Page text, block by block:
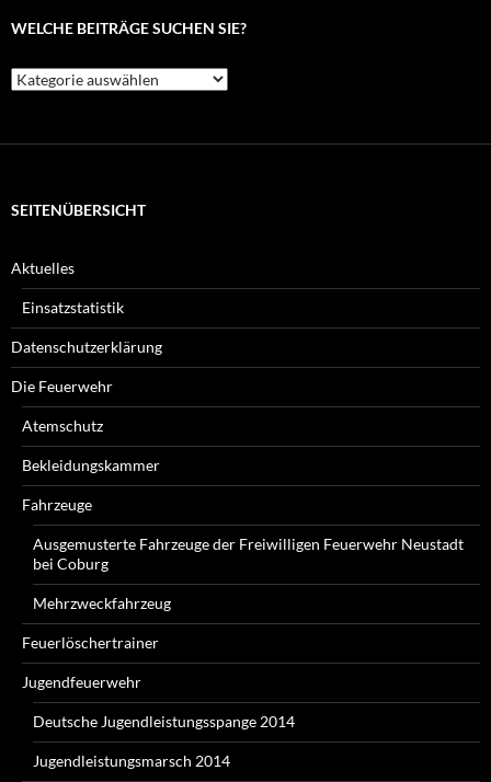
WELCHE BEITRÄGE SUCHEN SIE?
Welche
Beiträge
SEITENÜBERSICHT
Aktuelles
Einsatzstatistik
Datenschutzerklärung
Die Feuerwehr
Atemschutz
Bekleidungskammer
Fahrzeuge
Ausgemusterte Fahrzeuge der Freiwilligen Feuerwehr Neustadt
bei Coburg
Mehrzweckfahrzeug
Feuerlöschertrainer
Jugendfeuerwehr
Deutsche Jugendleistungsspange 2014
Jugendleistungsmarsch 2014